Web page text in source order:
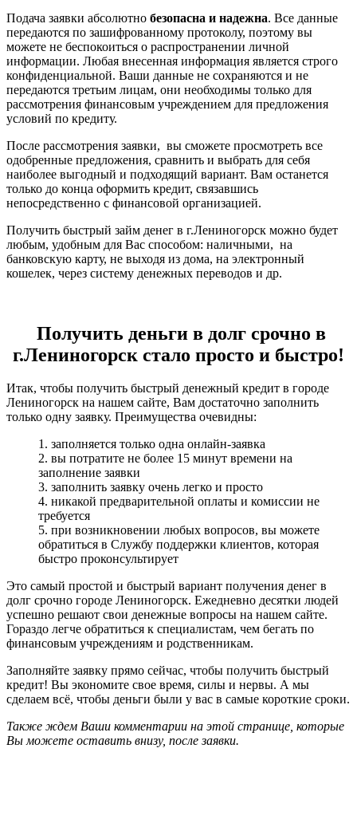
Подача заявки абсолютно безопасна и надежна. Все данные
передаются по зашифрованному протоколу, поэтому вы
можете не беспокоиться о распространении личной
информации. Любая внесенная информация является строго
конфиденциальной. Ваши данные не сохраняются и не
передаются третьим лицам, они необходимы только для
рассмотрения финансовым учреждением для предложения
условий по кредиту.
После рассмотрения заявки, вы сможете просмотреть все
одобренные предложения, сравнить и выбрать для себя
наиболее выгодный и подходящий вариант. Вам останется
только до конца оформить кредит, связавшись
непосредственно с финансовой организацией.
Получить быстрый займ денег в г.Лениногорск можно будет
любым, удобным для Вас способом: наличными, на
банковскую карту, не выходя из дома, на электронный
кошелек, через систему денежных переводов и др.
Получить деньги в долг срочно в
г.Лениногорск стало просто и быстро!
Итак, чтобы получить быстрый денежный кредит в городе
Лениногорск на нашем сайте, Вам достаточно заполнить
только одну заявку. Преимущества очевидны:
1. заполняется только одна онлайн-заявка
2. вы потратите не более 15 минут времени на
заполнение заявки
3. заполнить заявку очень легко и просто
4. никакой предварительной оплаты и комиссии не
требуется
5. при возникновении любых вопросов, вы можете
обратиться в Службу поддержки клиентов, которая
быстро проконсультирует
Это самый простой и быстрый вариант получения денег в
долг срочно городе Лениногорск. Ежедневно десятки людей
успешно решают свои денежные вопросы на нашем сайте.
Гораздо легче обратиться к специалистам, чем бегать по
финансовым учреждениям и родственникам.
Заполняйте заявку прямо сейчас, чтобы получить быстрый
кредит! Вы экономите свое время, силы и нервы. А мы
сделаем всё, чтобы деньги были у вас в самые короткие сроки.
Также ждем Ваши комментарии на этой странице, которые
Вы можете оставить внизу, после заявки.